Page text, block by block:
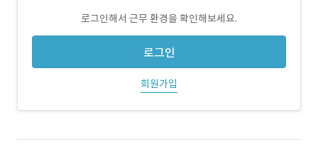
로그인해서 근무 환경을 확인해보세요.
로그인
회원가입